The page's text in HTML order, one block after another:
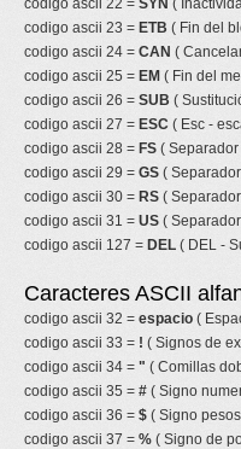
codigo ascii 22 = SYN (
codigo ascii 23 = ETB ( Fin del
codigo ascii 24 = CAN (
codigo ascii 25 = EM ( Fin del
codigo ascii 26 = SUB (
codigo ascii 27 = ESC ( Esc -
codigo ascii 28 = FS (
codigo ascii 29 = GS (
codigo ascii 30 = RS (
codigo ascii 31 = US (
codigo ascii 127 = DEL ( DEL -
Caracteres ASCII
codigo ascii 32 = espacio (
codigo ascii 33 = ! ( Signos de
codigo ascii 34 = " ( Comillas
codigo ascii 35 = # ( Signo
codigo ascii 36 = $ ( Signo
codigo ascii 37 = % ( Signo de